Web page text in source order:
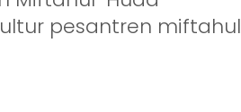
pesantren miftahul